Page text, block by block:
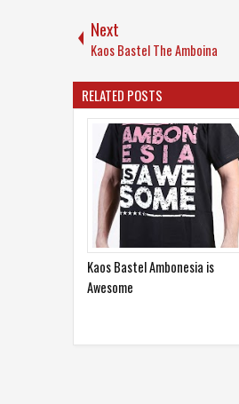
Next
Kaos Bastel The Amboina
RELATED POSTS
Kaos Bastel Ambonesia